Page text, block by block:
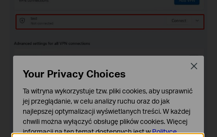
Your Privacy Choices
Ta witryna wykorzystuje tzw. pliki cookies, aby usprawnić
jej przeglądanie, w celu analizy ruchu oraz do jak
najlepszej optymalizacji wyświetlanych treści. W każdej
chwili można wyłączyć obsługę plików cookies. Więcej
informacji na ten temat dostępnych jest wPolityce
Close